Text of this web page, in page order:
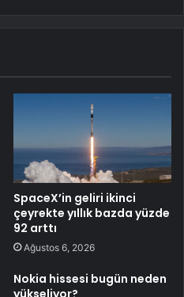
SpaceX’in geliri ikinci
çeyrekte yıllık bazda yüzde
92 arttı
Ağustos 6, 2026
Nokia hissesi bugün neden
yükseliyor?